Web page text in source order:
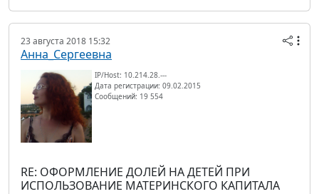
23 августа 2018 15:32
Анна_Сергеевна
IP/Host: 10.214.28.---
Дата регистрации: 09.02.2015
Сообщений: 19 554
RE: ОФОРМЛЕНИЕ ДОЛЕЙ НА ДЕТЕЙ ПРИ
ИСПОЛЬЗОВАНИЕ МАТЕРИНСКОГО КАПИТАЛА